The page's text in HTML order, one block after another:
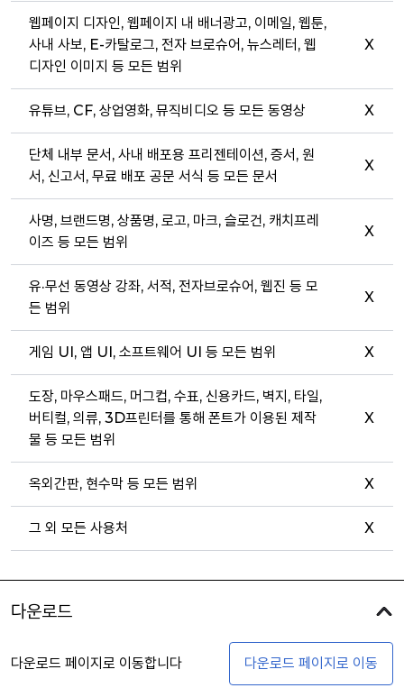
웹페이지 디자인, 웹페이지 내 배너광고, 이메일, 웹툰,
사내 사보, E-카탈로그, 전자 브로슈어, 뉴스레터, 웹
디자인 이미지 등 모든 범위
X
유튜브, CF, 상업영화, 뮤직비디오 등 모든 동영상 X
단체 내부 문서, 사내 배포용 프리젠테이션, 증서, 원
서, 신고서, 무료 배포 공문 서식 등 모든 문서
X
사명, 브랜드명, 상품명, 로고, 마크, 슬로건, 캐치프레
이즈 등 모든 범위
X
유·무선 동영상 강좌, 서적, 전자브로슈어, 웹진 등 모
든 범위
X
게임 UI, 앱 UI, 소프트웨어 UI 등 모든 범위 X
도장, 마우스패드, 머그컵, 수표, 신용카드, 벽지, 타일,
버티컬, 의류, 3D프린터를 통해 폰트가 이용된 제작
물 등 모든 범위
X
옥외간판, 현수막 등 모든 범위 X
그 외 모든 사용처 X
다운로드
다운로드 페이지로 이동합니다 다운로드 페이지로 이동